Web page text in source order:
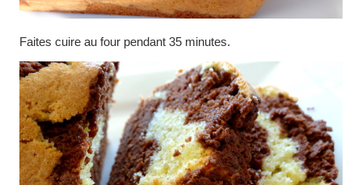
Faites cuire au four pendant 35 minutes.